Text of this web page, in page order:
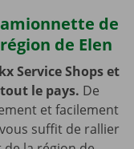
de
de Elen
Service Shops et
le pays. De
et facilement
suffit de rallier